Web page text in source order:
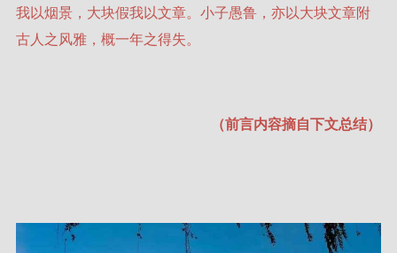
我以烟景，大块假我以文章。小子愚鲁，亦以大块文章附
古人之风雅，概一年之得失。
（前言内容摘自下文总结）